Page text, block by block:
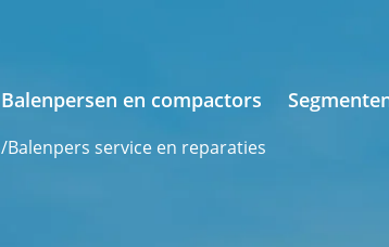
Balenpersen en compactors
/Balenpers service en reparaties